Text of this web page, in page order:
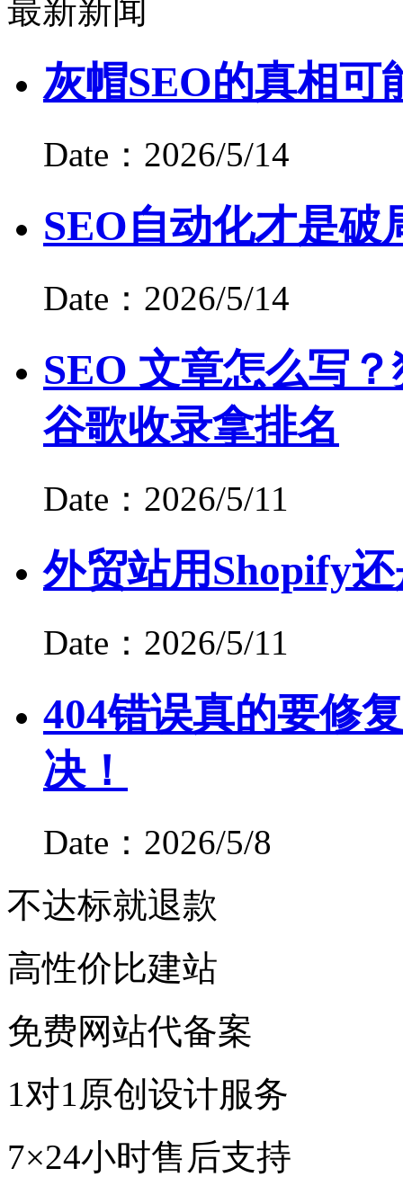
最新新闻
灰帽SEO的真相可
Date：2026/5/14
SEO自动化才是破
Date：2026/5/14
SEO 文章怎么写
谷歌收录拿排名
Date：2026/5/11
外贸站用Shopify
Date：2026/5/11
404错误真的要修
决！
Date：2026/5/8
不达标就退款
高性价比建站
免费网站代备案
1对1原创设计服务
7×24小时售后支持